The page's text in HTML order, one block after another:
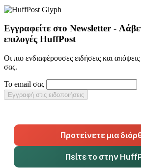
Εγγραφείτε στο Newsletter -
επιλογές HuffPost
Οι πιο ενδιαφέρουσες ειδήσεις και
σας.
Το email σας
Εγγραφή στις ειδοποιήσεις
Προτείνετε μια
Πείτε το στην